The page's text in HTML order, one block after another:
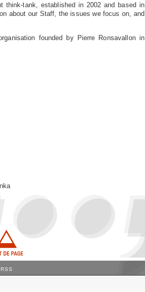
think-tank, established in 2002 and based in
about our Staff, the issues we focus on, and
founded by Pierre Ronsavallon in